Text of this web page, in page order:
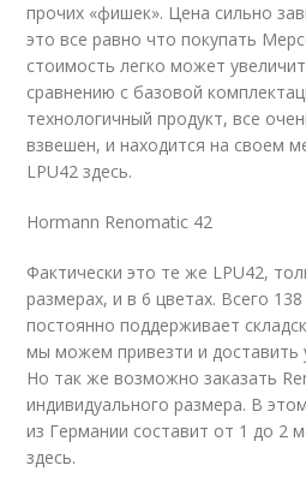
прочих «фишек». Цена сильно
это все равно что покупать
стоимость легко может
сравнению с базовой
технологичный продукт, все
взвешен, и находится на своем
LPU42 здесь.
Hormann Renomatic 42
Фактически это те же LPU42,
размерах, и в 6 цветах. Всего
постоянно поддерживает
мы можем привезти и доставить
Но так же возможно заказать
индивидуального размера. В
из Германии составит от 1 до 2
здесь.